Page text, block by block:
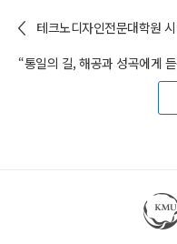
테크노디자인전문대학원
국민